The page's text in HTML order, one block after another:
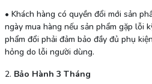
• Khách hàng có quyền đổi mới sản
ngày mua hàng nếu sản phẩm gặp lỗi
phẩm đổi phải đảm bảo đầy đủ phụ
hỏng do lỗi người dùng.
2. Bảo Hành 3 Tháng